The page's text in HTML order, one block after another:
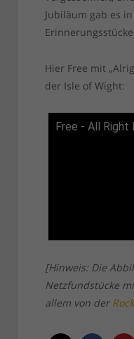
Jubiläum gab es
Hier Free mit
der Isle of Wight:
Free - All Right
[Hinweis: Die
Netzfundstücke
allem von der